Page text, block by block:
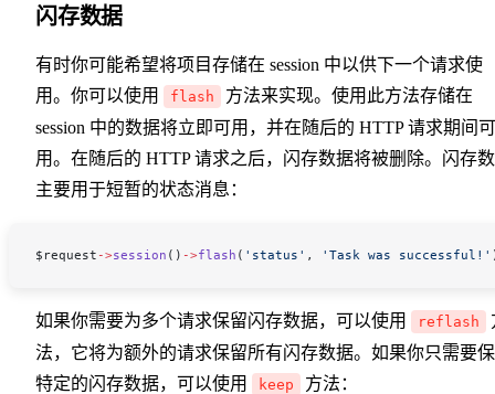
闪存数据
有时你可能希望将项目存储在 session 中以供下一个请求使
用。你可以使用
flash
方法来实现。使用此方法存储在
session 中的数据将立即可用，并在随后的 HTTP 请求期间可
用。在随后的 HTTP 请求之后，闪存数据将被删除。闪存
主要用于短暂的状态消息：
$request ->session () ->flash ( 'status' , 'Task was successful!'
如果你需要为多个请求保留闪存数据，可以使用 reflash
法，它将为额外的请求保留所有闪存数据。如果你只需要
特定的闪存数据，可以使用
keep 方法：